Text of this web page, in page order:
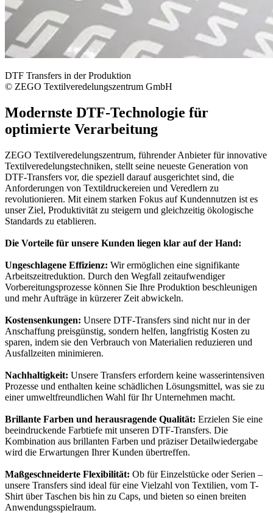
DTF Transfers in der Produktion
© ZEGO Textilveredelungszentrum GmbH
Modernste DTF-Technologie für
optimierte Verarbeitung
ZEGO Textilveredelungszentrum, führender Anbieter für innovative
Textilveredelungstechniken, stellt seine neueste Generation von
DTF-Transfers vor, die speziell darauf ausgerichtet sind, die
Anforderungen von Textildruckereien und Veredlern zu
revolutionieren. Mit einem starken Fokus auf Kundennutzen ist es
unser Ziel, Produktivität zu steigern und gleichzeitig ökologische
Standards zu etablieren.
Die Vorteile für unsere Kunden liegen klar auf der Hand:
Ungeschlagene Effizienz: Wir ermöglichen eine signifikante
Arbeitszeitreduktion. Durch den Wegfall zeitaufwendiger
Vorbereitungsprozesse können Sie Ihre Produktion beschleunigen
und mehr Aufträge in kürzerer Zeit abwickeln.
Kostensenkungen: Unsere DTF-Transfers sind nicht nur in der
Anschaffung preisgünstig, sondern helfen, langfristig Kosten zu
sparen, indem sie den Verbrauch von Materialien reduzieren und
Ausfallzeiten minimieren.
Nachhaltigkeit: Unsere Transfers erfordern keine wasserintensiven
Prozesse und enthalten keine schädlichen Lösungsmittel, was sie zu
einer umweltfreundlichen Wahl für Ihr Unternehmen macht.
Brillante Farben und herausragende Qualität: Erzielen Sie eine
beeindruckende Farbtiefe mit unseren DTF-Transfers. Die
Kombination aus brillanten Farben und präziser Detailwiedergabe
wird die Erwartungen Ihrer Kunden übertreffen.
Maßgeschneiderte Flexibilität: Ob für Einzelstücke oder Serien –
unsere Transfers sind ideal für eine Vielzahl von Textilien, vom T-
Shirt über Taschen bis hin zu Caps, und bieten so einen breiten
Anwendungsspielraum.